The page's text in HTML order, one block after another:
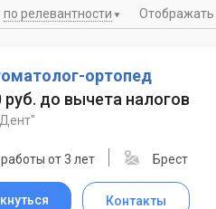
по релевантности Отображать
ортопед
руб. до вычета налогов
от 3 лет Брест
Контакты